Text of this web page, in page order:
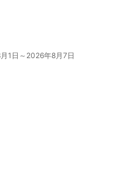
1日～2026年8月7日